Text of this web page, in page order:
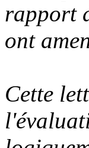
rapport
ont
Cette